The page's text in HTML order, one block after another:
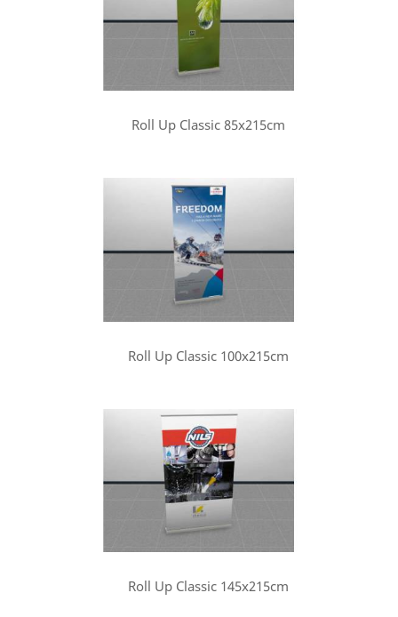
Roll Up Classic 85x215cm
Roll Up Classic 100x215cm
Roll Up Classic 145x215cm